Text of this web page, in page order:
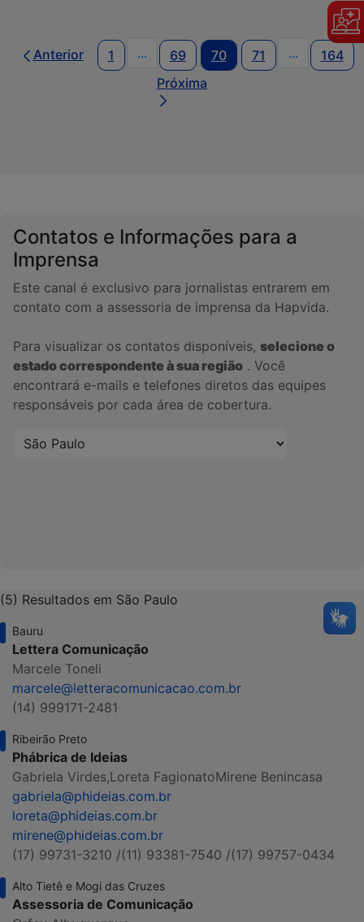
Anterior 1 ...Páginas intermediárias Usar ABA
69 70 71 ...Páginas
164
Próxima
Contatos e Informações para a
Imprensa
Este canal é exclusivo para jornalistas entrarem em
contato com a assessoria de imprensa da Hapvida.
Para visualizar os contatos disponíveis, selecione o
estado correspondente à sua região . Você
encontrará e-mails e telefones diretos das equipes
responsáveis por cada área de cobertura.
(5) Resultados em São Paulo
Bauru
Lettera Comunicação
Marcele Toneli
marcele@letteracomunicacao.com.br
(14) 999171-2481
Ribeirão Preto
Phábrica de Ideias
Gabriela Virdes,Loreta FagionatoMirene Benincasa
gabriela@phideias.com.br
loreta@phideias.com.br
mirene@phideias.com.br
(17) 99731-3210 /(11) 93381-7540 /(17) 99757-0434
Alto Tietê e Mogi das Cruzes
Assessoria de Comunicação